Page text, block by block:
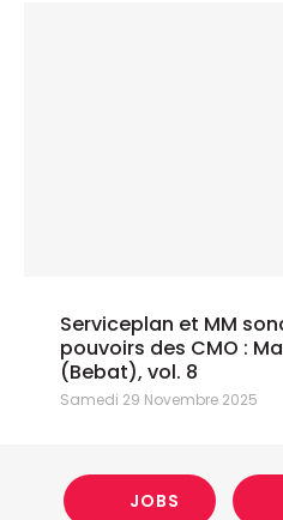
Serviceplan et MM
pouvoirs des CMO :
(Bebat), vol. 8
Samedi 29 Novembre 2025
JOBS